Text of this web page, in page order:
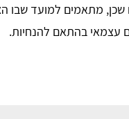
מתאמים למועד שבו
עצמאי בהתאם להנחיות.